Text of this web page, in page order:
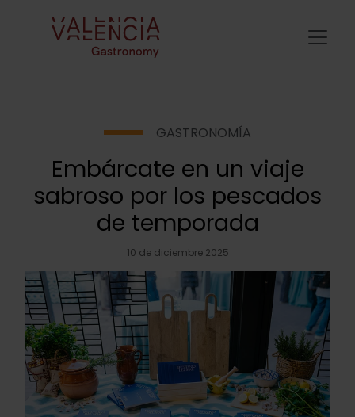
GASTRONOMÍA
Embárcate en un viaje
sabroso por los pescados
de temporada
10 de diciembre 2025